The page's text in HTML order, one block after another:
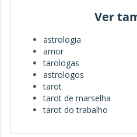
ferramentas poderosas para
nosso interior e com o
orientação para os momentos
Ver
astrologia
amor
tarologas
astrologos
tarot
tarot de marselha
tarot do trabalho